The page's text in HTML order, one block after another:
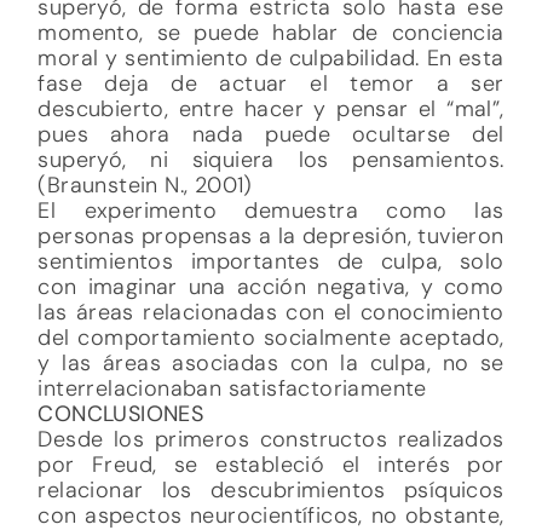
superyó, de forma estricta solo hasta ese
momento, se puede hablar de conciencia
moral y sentimiento de culpabilidad. En esta
fase deja de actuar el temor a ser
descubierto, entre hacer y pensar el “mal”,
pues ahora nada puede ocultarse del
superyó, ni siquiera los pensamientos.
(Braunstein N., 2001)
El experimento demuestra como las
personas propensas a la depresión, tuvieron
sentimientos importantes de culpa, solo
con imaginar una acción negativa, y como
las áreas relacionadas con el conocimiento
del comportamiento socialmente aceptado,
y las áreas asociadas con la culpa, no se
interrelacionaban satisfactoriamente
CONCLUSIONES
Desde los primeros constructos realizados
por Freud, se estableció el interés por
relacionar los descubrimientos psíquicos
con aspectos neurocientíficos, no obstante,